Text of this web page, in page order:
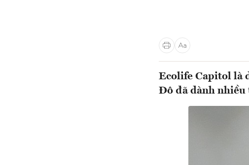
Ecolife Capitol là
Đô đã dành